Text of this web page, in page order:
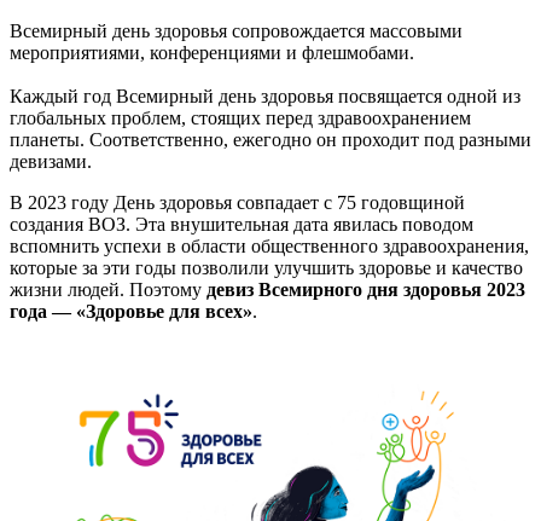
Всемирный день здоровья сопровождается массовыми
мероприятиями, конференциями и флешмобами.
Каждый год Всемирный день здоровья посвящается одной из
глобальных проблем, стоящих перед здравоохранением
планеты. Соответственно, ежегодно он проходит под разными
девизами.
В 2023 году День здоровья совпадает с 75 годовщиной
создания ВОЗ. Эта внушительная дата явилась поводом
вспомнить успехи в области общественного здравоохранения,
которые за эти годы позволили улучшить здоровье и качество
жизни людей. Поэтому девиз Всемирного дня здоровья 2023
года — «Здоровье для всех».